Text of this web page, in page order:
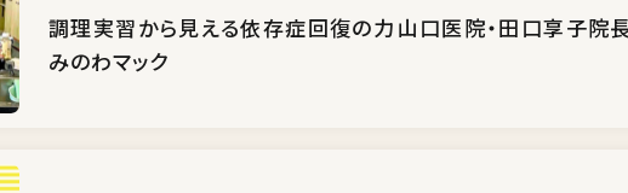
調理実習から見える依存症回復の力――山口医院・田口享子院
みのわマック